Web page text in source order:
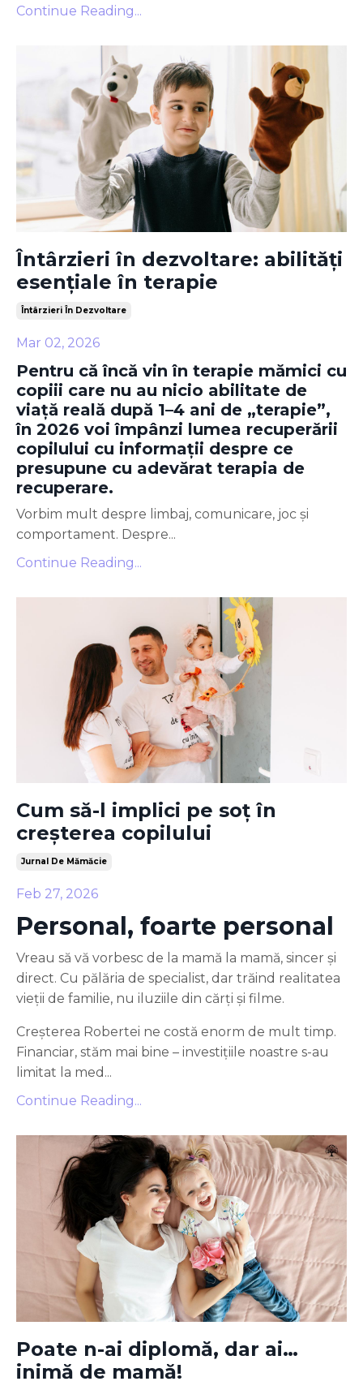
Continue Reading...
Întârzieri în dezvoltare: abilități
esențiale în terapie
Întârzieri În Dezvoltare
Mar 02, 2026
Pentru că încă vin în terapie mămici cu
copiii care nu au nicio abilitate de
viață reală după 1–4 ani de „terapie”,
în 2026 voi împânzi lumea recuperării
copilului cu informații despre ce
presupune cu adevărat terapia de
recuperare.
Vorbim mult despre limbaj, comunicare, joc și
comportament. Despre...
Continue Reading...
Cum să-l implici pe soț în
creșterea copilului
Jurnal De Mămăcie
Feb 27, 2026
Personal, foarte personal
Vreau să vă vorbesc de la mamă la mamă, sincer și
direct. Cu pălăria de specialist, dar trăind realitatea
vieții de familie, nu iluziile din cărți și filme.
Creșterea Robertei ne costă enorm de mult timp.
Financiar, stăm mai bine – investițiile noastre s-au
limitat la med...
Continue Reading...
Poate n-ai diplomă, dar ai…
inimă de mamă!